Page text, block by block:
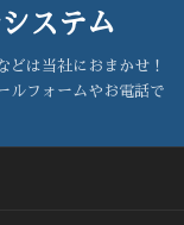
ステム
どは当社におまかせ！
ルフォームやお電話で